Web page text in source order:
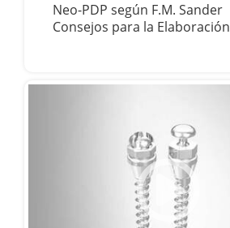
Neo-PDP según F.M. Sander
Consejos para la Elaboración